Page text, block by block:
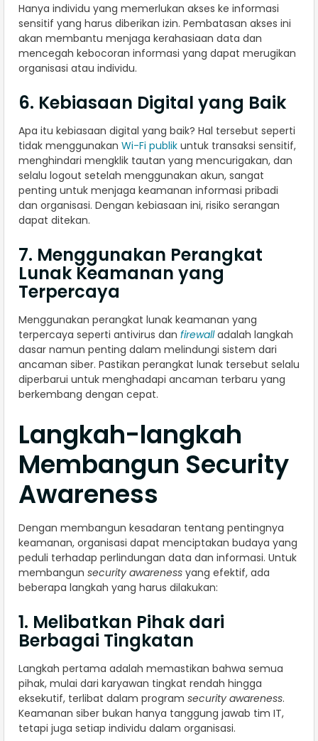
Hanya individu yang memerlukan akses ke informasi
sensitif yang harus diberikan izin. Pembatasan akses ini
akan membantu menjaga kerahasiaan data dan
mencegah kebocoran informasi yang dapat merugikan
organisasi atau individu.
6. Kebiasaan Digital yang Baik
Apa itu kebiasaan digital yang baik? Hal tersebut seperti
tidak menggunakan Wi-Fi publik untuk transaksi sensitif,
menghindari mengklik tautan yang mencurigakan, dan
selalu logout setelah menggunakan akun, sangat
penting untuk menjaga keamanan informasi pribadi
dan organisasi. Dengan kebiasaan ini, risiko serangan
dapat ditekan.
7. Menggunakan Perangkat
Lunak Keamanan yang
Terpercaya
Menggunakan perangkat lunak keamanan yang
terpercaya seperti antivirus dan firewalladalah langkah
dasar namun penting dalam melindungi sistem dari
ancaman siber. Pastikan perangkat lunak tersebut selalu
diperbarui untuk menghadapi ancaman terbaru yang
berkembang dengan cepat.
Langkah-langkah
Membangun Security
Awareness
Dengan membangun kesadaran tentang pentingnya
keamanan, organisasi dapat menciptakan budaya yang
peduli terhadap perlindungan data dan informasi. Untuk
membangun security awareness yang efektif, ada
beberapa langkah yang harus dilakukan:
1. Melibatkan Pihak dari
Berbagai Tingkatan
Langkah pertama adalah memastikan bahwa semua
pihak, mulai dari karyawan tingkat rendah hingga
eksekutif, terlibat dalam program security awareness.
Keamanan siber bukan hanya tanggung jawab tim IT,
tetapi juga setiap individu dalam organisasi.